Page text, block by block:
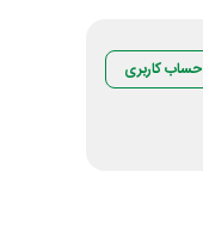
حساب کاربری